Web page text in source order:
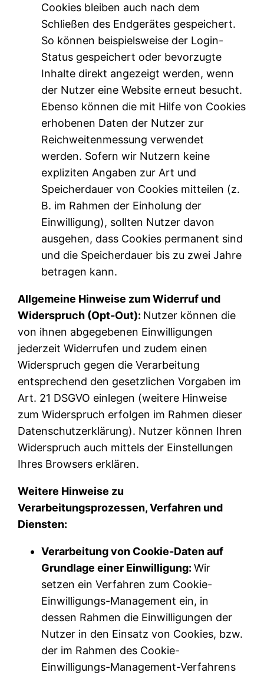
Cookies bleiben auch nach dem
Schließen des Endgerätes gespeichert.
So können beispielsweise der Login-
Status gespeichert oder bevorzugte
Inhalte direkt angezeigt werden, wenn
der Nutzer eine Website erneut besucht.
Ebenso können die mit Hilfe von Cookies
erhobenen Daten der Nutzer zur
Reichweitenmessung verwendet
werden. Sofern wir Nutzern keine
expliziten Angaben zur Art und
Speicherdauer von Cookies mitteilen (z.
B. im Rahmen der Einholung der
Einwilligung), sollten Nutzer davon
ausgehen, dass Cookies permanent sind
und die Speicherdauer bis zu zwei Jahre
betragen kann.
Allgemeine Hinweise zum Widerruf und
Widerspruch (Opt-Out): Nutzer können die
von ihnen abgegebenen Einwilligungen
jederzeit Widerrufen und zudem einen
Widerspruch gegen die Verarbeitung
entsprechend den gesetzlichen Vorgaben im
Art. 21 DSGVO einlegen (weitere Hinweise
zum Widerspruch erfolgen im Rahmen dieser
Datenschutzerklärung). Nutzer können Ihren
Widerspruch auch mittels der Einstellungen
Ihres Browsers erklären.
Weitere Hinweise zu
Verarbeitungsprozessen, Verfahren und
Diensten:
Verarbeitung von Cookie-Daten auf
Grundlage einer Einwilligung:Wir
setzen ein Verfahren zum Cookie-
Einwilligungs-Management ein, in
dessen Rahmen die Einwilligungen der
Nutzer in den Einsatz von Cookies, bzw.
der im Rahmen des Cookie-
Einwilligungs-Management-Verfahrens